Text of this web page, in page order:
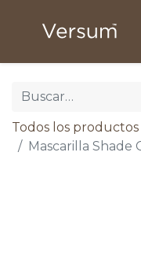
Todos los productos
Mascarilla Shade